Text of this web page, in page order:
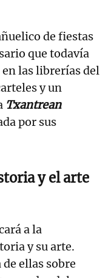
de fiestas
que todavía
en las librerías del
y un
Txantrean
por sus
y el arte
a la
y su arte.
ellas sobre